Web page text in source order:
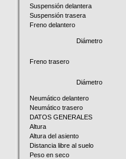
Suspensión delantera
Suspensión trasera
Freno delantero
Diámetro
Freno trasero
Diámetro
Neumático delantero
Neumático trasero
DATOS GENERALES
Altura
Altura del asiento
Distancia libre al suelo
Peso en seco